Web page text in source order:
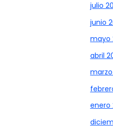
julio
junio
mayo
abril
enero